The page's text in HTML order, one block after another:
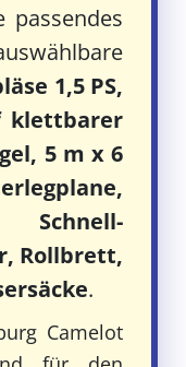
passendes
1,5 PS,
klettbarer
5 m x 6
Schnell-
Rollbrett,
.
Camelot